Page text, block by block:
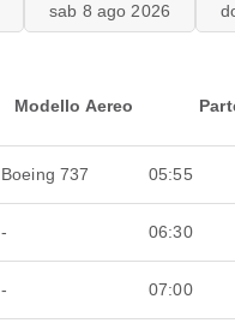
sab 8 ago 2026
Modello Aereo
Boeing 737 05:55
- 06:30
- 07:00